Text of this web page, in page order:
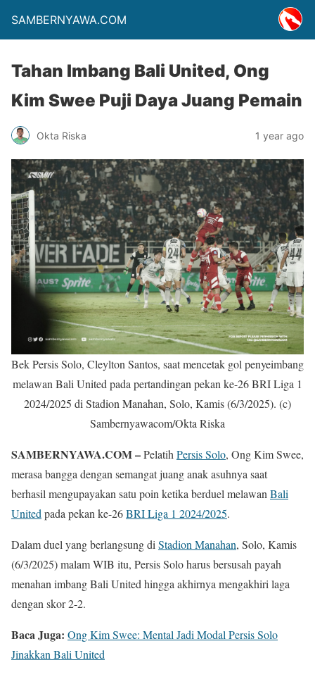
SAMBERNYAWA.COM
Tahan Imbang Bali United, Ong
Kim Swee Puji Daya Juang Pemain
Okta Riska 1 year ago
Bek Persis Solo, Cleylton Santos, saat mencetak gol penyeimbang
melawan Bali United pada pertandingan pekan ke-26 BRI Liga 1
2024/2025 di Stadion Manahan, Solo, Kamis (6/3/2025). (c)
Sambernyawacom/Okta Riska
SAMBERNYAWA.COM –Pelatih Persis Solo, Ong Kim Swee,
merasa bangga dengan semangat juang anak asuhnya saat
berhasil mengupayakan satu poin ketika berduel melawan Bali
United pada pekan ke-26BRI Liga 1 2024/2025.
Dalam duel yang berlangsung di Stadion Manahan, Solo, Kamis
(6/3/2025) malam WIB itu, Persis Solo harus bersusah payah
menahan imbang Bali United hingga akhirnya mengakhiri laga
dengan skor 2-2.
Baca Juga: Ong Kim Swee: Mental Jadi Modal Persis Solo
Jinakkan Bali United